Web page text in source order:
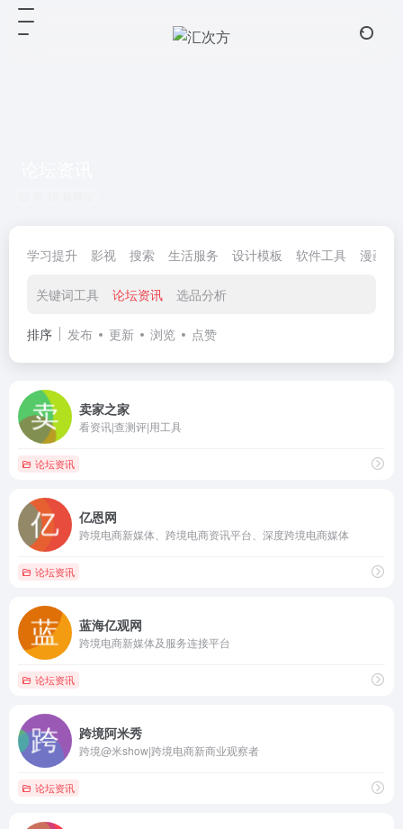
学习提升 影视 搜索 生活服务 设计模板 软件工具 漫画小
关键词工具 论坛资讯 选品分析
排序 发布 更新 浏览 点赞
卖家之家
看资讯|查测评|用工具
论坛资讯
亿恩网
跨境电商新媒体、跨境电商资讯平台、深度跨境电商媒体
论坛资讯
蓝海亿观网
跨境电商新媒体及服务连接平台
论坛资讯
跨境阿米秀
跨境@米show|跨境电商新商业观察者
论坛资讯